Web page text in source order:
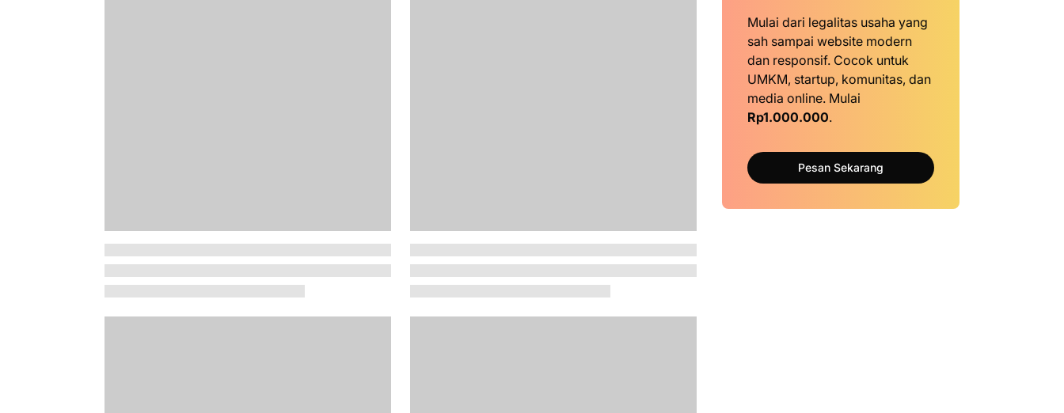
Mulai dari legalitas usaha yang
sah sampai website modern
dan responsif. Cocok untuk
UMKM, startup, komunitas, dan
media online. Mulai
Rp1.000.000.
Pesan Sekarang